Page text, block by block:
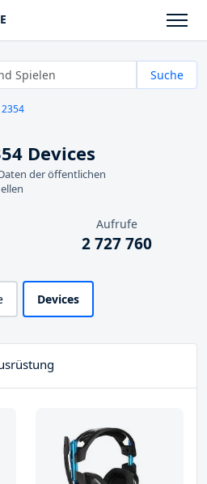
Suche
Devices
der öffentlichen
Aufrufe
2 727 760
Devices